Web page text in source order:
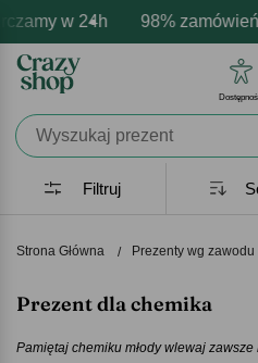
w 24h 98% zamówień
produktów
- zawsze udane prezenty
Strona Główna Prezenty wg zawodu
Prezent dla chemika
Pamiętaj chemiku młody wlewaj
Filtruj